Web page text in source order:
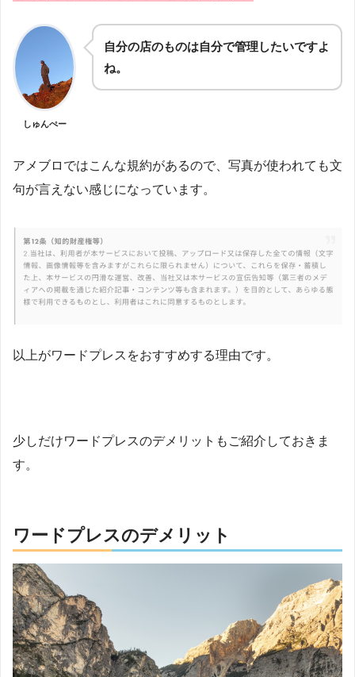
しゅんぺー
自分の店のものは自分で管理したいですよ
ね。
アメブロではこんな規約があるので、写真が使われても文
句が言えない感じになっています。
以上がワードプレスをおすすめする理由です。
少しだけワードプレスのデメリットもご紹介しておきま
す。
ワードプレスのデメリット